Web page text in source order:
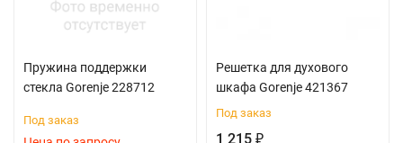
Пружина поддержки
стекла Gorenje 228712
Под заказ
Решетка для духового
шкафа Gorenje 421367
Под заказ
1 215 ₽